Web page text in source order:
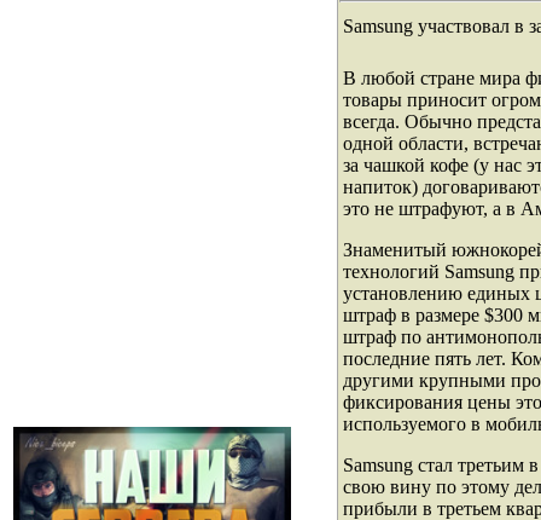
Samsung участвовал в
В любой стране мира
товары приносит
всегда. Обычно
одной области,
за чашкой кофе (у нас
напиток)
это не штрафуют, а в
Знаменитый
технологий Samsung
установлению единых
штраф в размере $300
штраф по
последние пять лет.
другими крупными
фиксирования цены
используемого в
Samsung стал
свою вину по этому
прибыли в третьем